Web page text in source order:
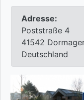
Adresse:
Poststraße 4
41542
Deutschland